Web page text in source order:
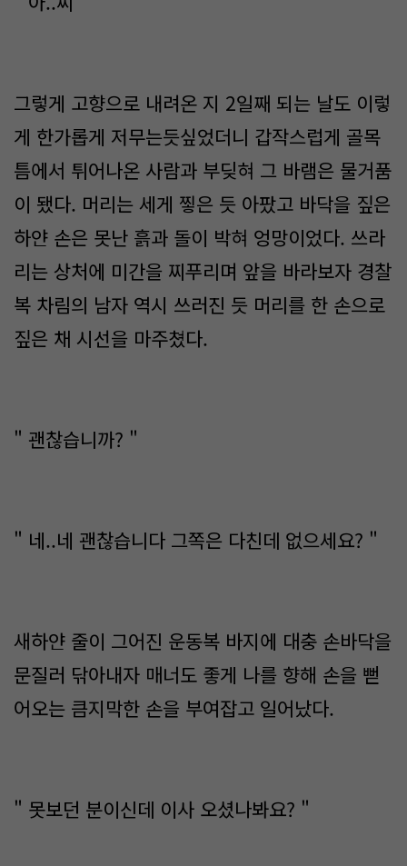
그렇게 고향으로 내려온 지 2일째 되는 날도 이렇
게 한가롭게 저무는듯싶었더니 갑작스럽게 골목
틈에서 튀어나온 사람과 부딪혀 그 바램은 물거품
이 됐다. 머리는 세게 찧은 듯 아팠고 바닥을 짚은
하얀 손은 못난 흙과 돌이 박혀 엉망이었다. 쓰라
리는 상처에 미간을 찌푸리며 앞을 바라보자 경찰
복 차림의 남자 역시 쓰러진 듯 머리를 한 손으로
짚은 채 시선을 마주쳤다.
" 괜찮습니까? "
" 네..네 괜찮습니다 그쪽은 다친데 없으세요? "
새하얀 줄이 그어진 운동복 바지에 대충 손바닥을
문질러 닦아내자 매너도 좋게 나를 향해 손을 뻗
어오는 큼지막한 손을 부여잡고 일어났다.
" 못보던 분이신데 이사 오셨나봐요? "